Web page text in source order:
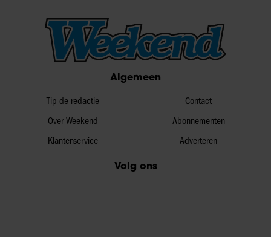
Algemeen
Tip de redactie
Over Weekend
Klantenservice
Contact
Abonnementen
Adverteren
Volg ons